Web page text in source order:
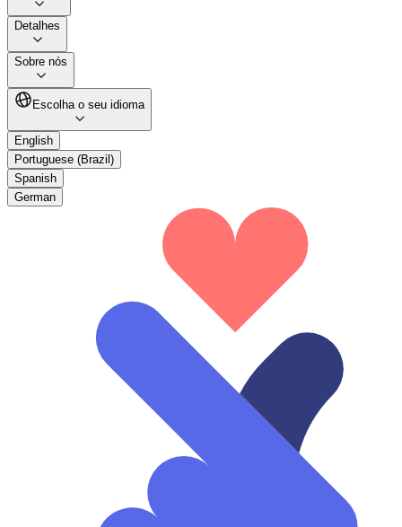
Detalhes
Sobre nós
Escolha o seu idioma
English
Portuguese (Brazil)
Spanish
German